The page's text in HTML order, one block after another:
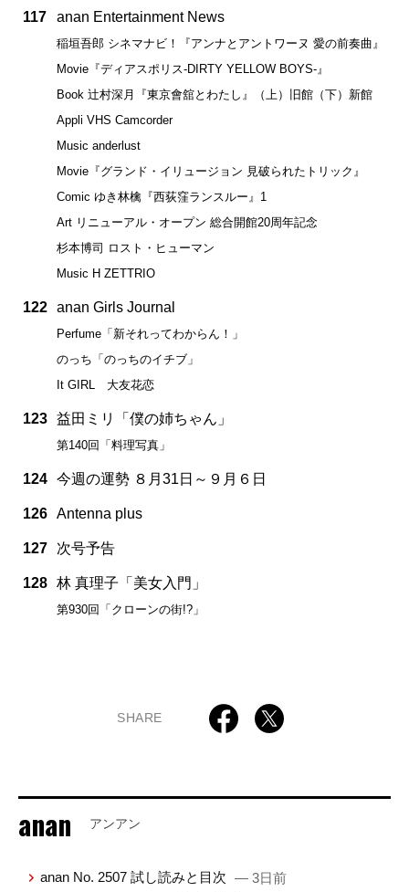
117 anan Entertainment News
稲垣吾郎 シネマナビ！『アンナとアントワーヌ 愛の前奏曲』
Movie『ディアスポリス-DIRTY YELLOW BOYS-』
Book 辻村深月『東京會舘とわたし』（上）旧館（下）新館
Appli VHS Camcorder
Music anderlust
Movie『グランド・イリュージョン 見破られたトリック』
Comic ゆき林檎『西荻窪ランスルー』1
Art リニューアル・オープン 総合開館20周年記念
杉本博司 ロスト・ヒューマン
Music H ZETTRIO
122 anan Girls Journal
Perfume「新それってわからん！」
のっち「のっちのイチブ」
It GIRL 大友花恋
123 益田ミリ「僕の姉ちゃん」
第140回「料理写真」
124 今週の運勢 ８月31日～９月６日
126 Antenna plus
127 次号予告
128 林 真理子「美女入門」
第930回「クローンの街!?」
SHARE
anan アンアン
anan No. 2507 試し読みと目次 — 3日前